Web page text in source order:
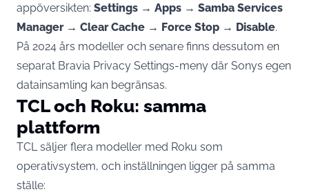
appöversikten: Settings → Apps → Samba Services
Manager → Clear Cache → Force Stop → Disable.
På 2024 års modeller och senare finns dessutom en
separat Bravia Privacy Settings-meny där Sonys egen
datainsamling kan begränsas.
TCL och Roku: samma
plattform
TCL säljer flera modeller med Roku som
operativsystem, och inställningen ligger på samma
ställe: